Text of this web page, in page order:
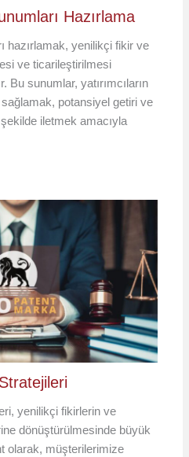
Hazırlama
hazırlamak, yenilikçi fikir ve
ve ticarileştirilmesi
Bu sunumlar, yatırımcıların
potansiyel getiri ve
iletmek amacıyla
yenilikçi fikirlerin ve
dönüştürülmesinde büyük
olarak, müşterilerimize